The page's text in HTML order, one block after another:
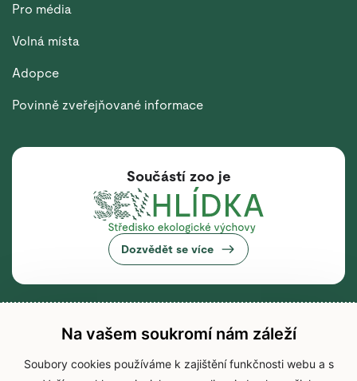
Pro média
Volná místa
Adopce
Povinně zveřejňované informace
Součástí zoo je
Dozvědět se více
Na vašem soukromí nám záleží
Soubory cookies používáme k zajištění funkčnosti webu a s